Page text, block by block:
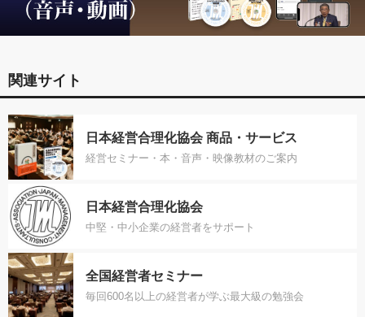
関連サイト
日本経営合理化協会 商品・サービス
経営セミナー・本・音声・映像教材のご案内
日本経営合理化協会
中堅・中小企業の経営者をサポート
全国経営者セミナー
毎回600名以上の経営者が学ぶ最大級の勉強会